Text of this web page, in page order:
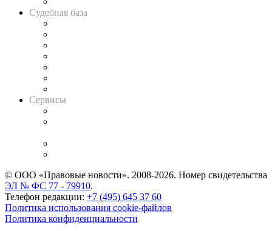
Судебная база
Сервисы
© ООО «Правовые новости». 2008-2026. Номер свидетельства
ЭЛ № ФС 77 - 79910.
Телефон редакции: +7 (495) 645 37 60
Политика использования cookie-файлов
Политика конфиденциальности